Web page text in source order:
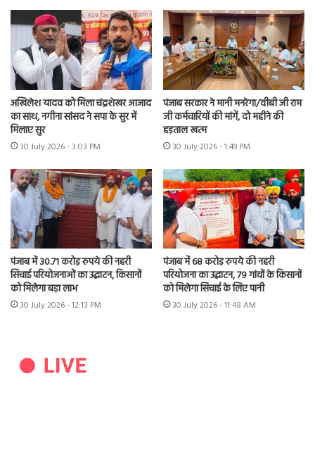
अखिलेश यादव को मिला चंद्रशेखर आजाद
का साथ, नगीना सांसद ने सपा के सुर में
मिलाए सुर
30 July 2026 - 3:03 PM
पंजाब सरकार ने मानी मनरेगा/वीबी जी राम
जी कर्मचारियों की मांगें, दो महीने की
हड़ताल खत्म
30 July 2026 - 1:49 PM
पंजाब में 30.71 करोड़ रुपये की नहरी
सिंचाई परियोजनाओं का उद्घाटन, किसानों
को मिलेगा बड़ा लाभ
30 July 2026 - 12:13 PM
पंजाब में 68 करोड़ रुपये की नहरी
परियोजना का उद्घाटन, 79 गांवों के किसानों
को मिलेगा सिंचाई के लिए पानी
30 July 2026 - 11:48 AM